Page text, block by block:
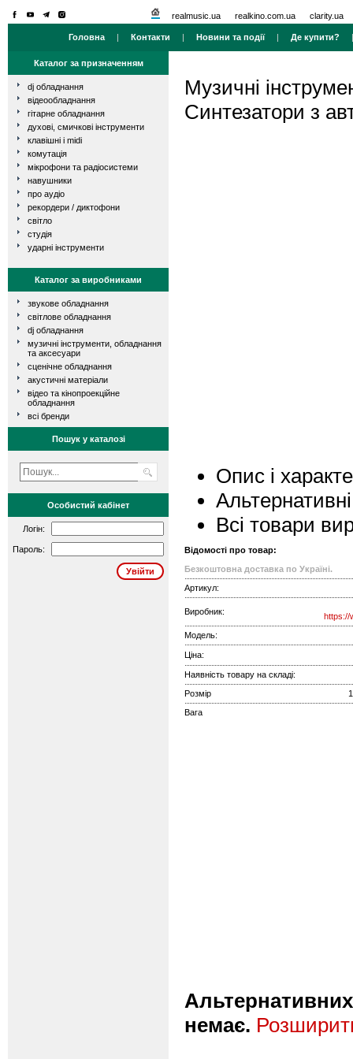
realmusic.ua realkino.com.ua clarity.ua
Головна | Контакти | Новини та події| Де купити?
Каталог за призначенням
dj обладнання
відеообладнання
гітарне обладнання
духові, смичкові інструменти
клавішні і midi
комутація
мікрофони та радіосистеми
навушники
про аудіо
рекордери / диктофони
світло
студія
ударні інструменти
Каталог за виробниками
звукове обладнання
світлове обладнання
dj обладнання
музичні інструменти, обладнання
та аксесуари
сценічне обладнання
акустичні матеріали
відео та кінопроекційне
обладнання
всі бренди
Пошук у каталозі
Особистий кабінет
Логін:
Пароль:
Музичні
Синтезатори з
Опис і
Всі товари
Відомості про товар:
Безкоштовна доставка по Україні.
Артикул:
Виробник:
https://
Модель:
Ціна:
Наявність товару на складі:
Розмір
Вага
Альтернативних
немає.